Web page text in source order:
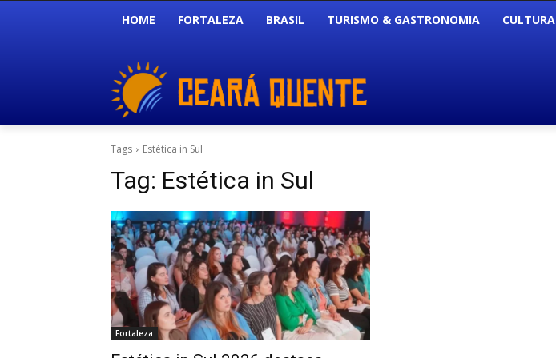
HOME FORTALEZA BRASIL TURISMO & GASTRONOMIA CULTURA
Tags Estética in Sul
Tag: Estética in Sul
Fortaleza